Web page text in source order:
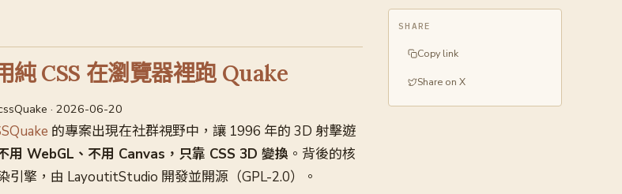
純 CSS 在瀏覽器裡跑 Quake
· 2026-06-20
的專案出現在社群視野中，讓 1996 年的 3D 射擊遊
用 WebGL、不用 Canvas，只靠 CSS 3D 變換 。背後的核
引擎，由 LayoutitStudio 開發並開源（GPL-2.0）。
SHARE
Copy link
Share on X